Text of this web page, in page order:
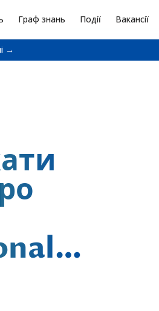
Граф знань Події Вакансії
→